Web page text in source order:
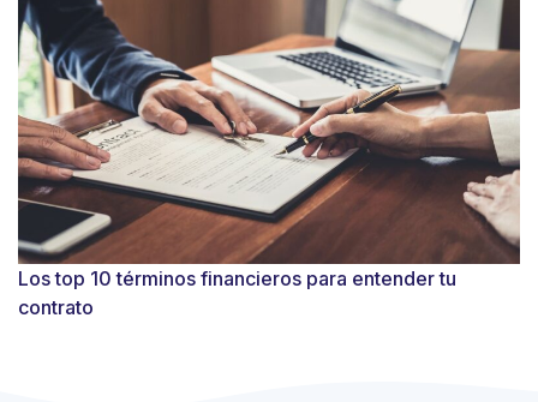
Los top 10 términos financieros para entender tu
contrato